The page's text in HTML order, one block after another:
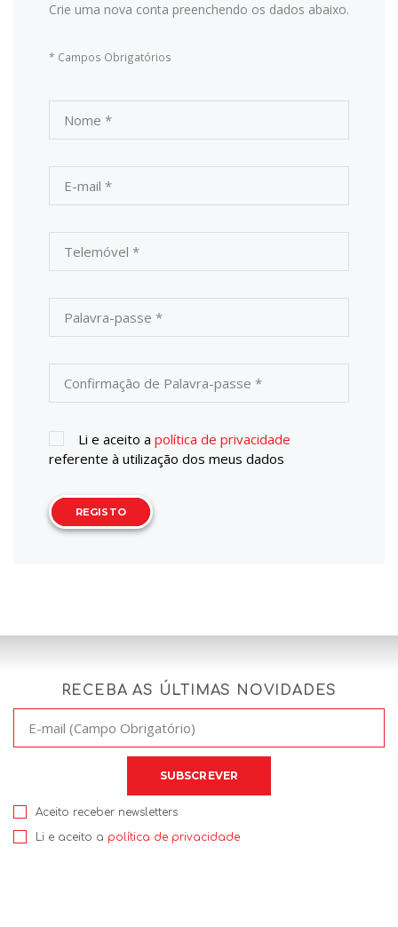
Crie uma nova conta preenchendo os dados abaixo.
* Campos Obrigatórios
Li e aceito a política de privacidade
referente à utilização dos meus dados
REGISTO
RECEBA AS ÚLTIMAS NOVIDADES
Aceito receber newsletters
Li e aceito a política de privacidade